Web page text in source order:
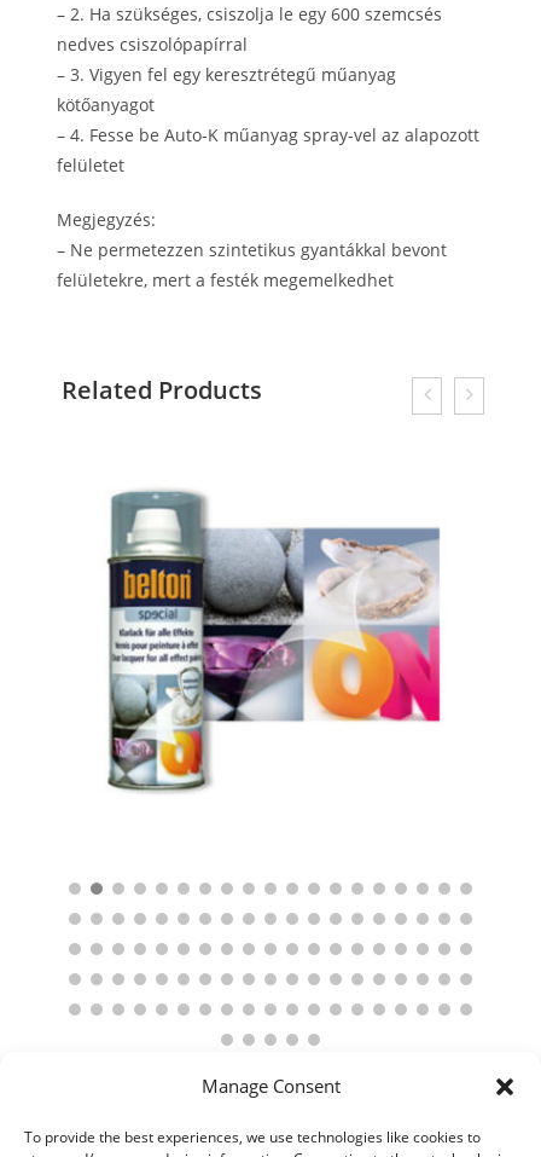
Manage Consent
To provide the best experiences, we use technologies like cookies to
– 2. Ha szükséges, csiszolja le egy 600 szemcsés
nedves csiszolópapírral
– 3. Vigyen fel egy keresztrétegű műanyag
kötőanyagot
– 4. Fesse be Auto-K műanyag spray-vel az alapozott
felületet
Megjegyzés:
– Ne permetezzen szintetikus gyantákkal bevont
felületekre, mert a festék megemelkedhet
Related Products